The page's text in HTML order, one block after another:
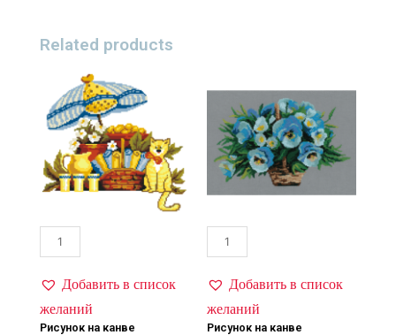
Related products
Добавить в список
желаний
Рисунок на канве
Добавить в список
желаний
Рисунок на канве